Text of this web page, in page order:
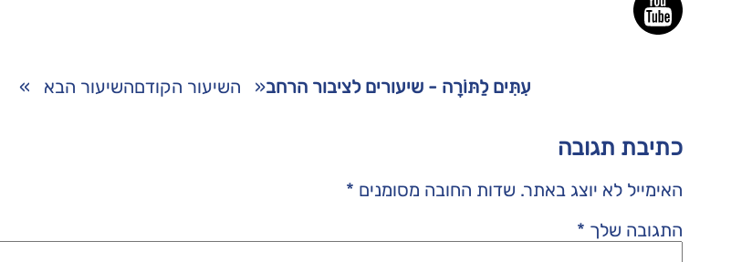
עִתִּים לַתּוֹרָה - שיעורים לציבור הרחב« השיעור הקודםהשיעור הבא »
כתיבת תגובה
האימייל לא יוצג באתר. שדות החובה מסומנים *
התגובה שלך *